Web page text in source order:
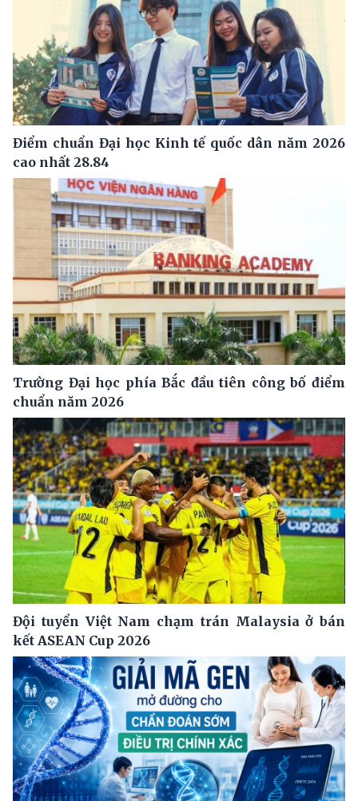
Điểm chuẩn Đại học Kinh tế quốc dân năm 2026
cao nhất 28.84
Trường Đại học phía Bắc đầu tiên công bố điểm
chuẩn năm 2026
Đội tuyển Việt Nam chạm trán Malaysia ở bán
kết ASEAN Cup 2026